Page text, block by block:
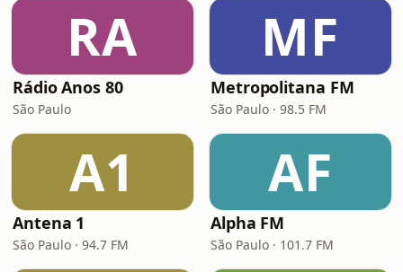
RA
Rádio Anos 80
São Paulo
MF
Metropolitana FM
São Paulo · 98.5 FM
A1
Antena 1
São Paulo · 94.7 FM
AF
Alpha FM
São Paulo · 101.7 FM